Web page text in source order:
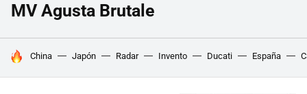
MV Agusta Brutale
HOY SE HABLA DE
China Japón Radar Invento Ducati España